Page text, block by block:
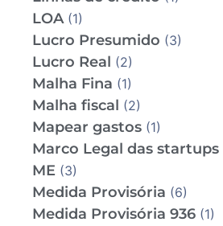
LOA(1)
Lucro Presumido (3)
Lucro Real (2)
Malha Fina (1)
Malha fiscal (2)
Mapear gastos (1)
Marco Legal das startups
ME (3)
Medida Provisória (6)
Medida Provisória 936 (1)